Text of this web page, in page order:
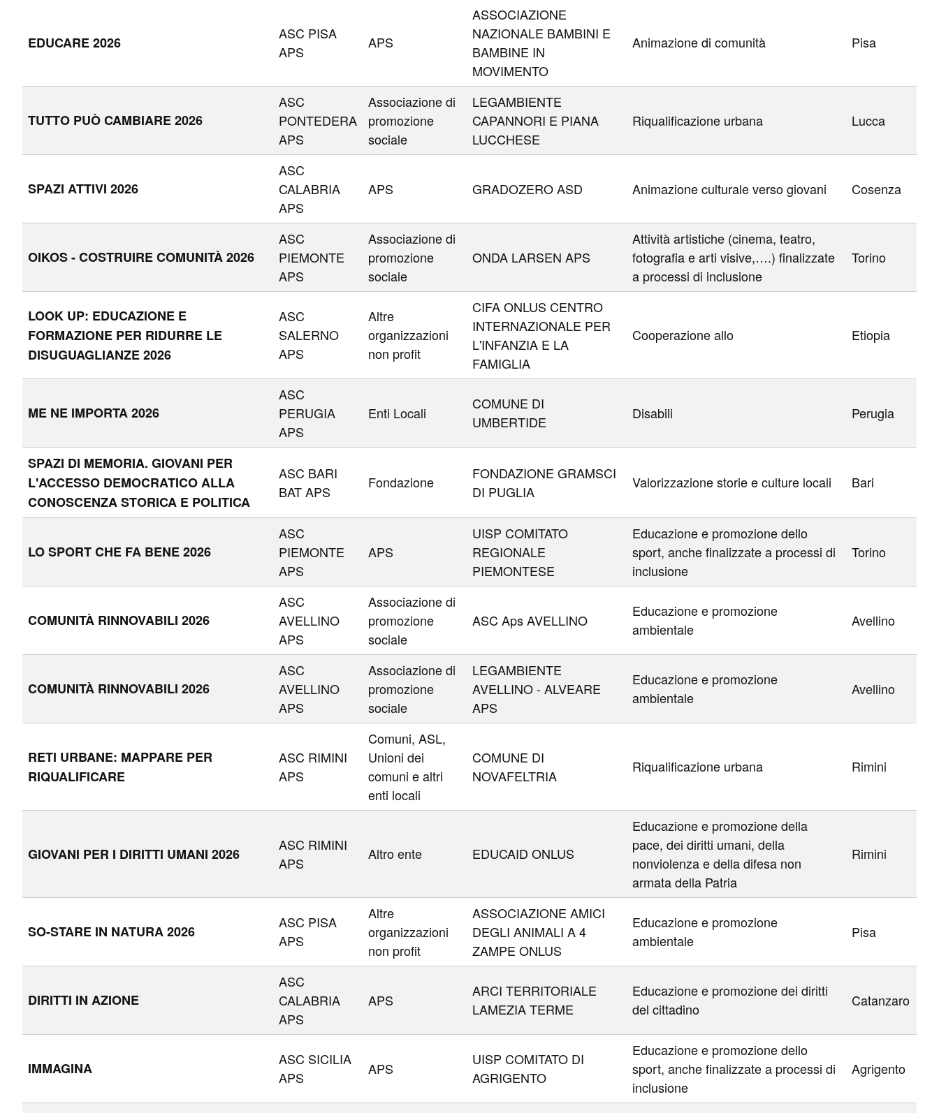
EDUCARE 2026
ASC PISA
APS
APS
ASSOCIAZIONE
NAZIONALE BAMBINI E
BAMBINE IN
MOVIMENTO
Animazione di comunità Pisa
TUTTO PUÒ CAMBIARE 2026
ASC
PONTEDERA
APS
Associazione di
promozione
sociale
LEGAMBIENTE
CAPANNORI E PIANA
LUCCHESE
Riqualificazione urbana Lucca
SPAZI ATTIVI 2026
ASC
CALABRIA
APS
APS GRADOZERO ASD Animazione culturale verso giovani Cosenza
OIKOS - COSTRUIRE COMUNITÀ 2026
ASC
PIEMONTE
APS
Associazione di
promozione
sociale
ONDA LARSEN APS
Attività artistiche (cinema, teatro,
fotografia e arti visive,….) finalizzate
a processi di inclusione
Torino
LOOK UP: EDUCAZIONE E
FORMAZIONE PER RIDURRE LE
DISUGUAGLIANZE 2026
ASC
SALERNO
APS
Altre
organizzazioni
non profit
CIFA ONLUS CENTRO
INTERNAZIONALE PER
L'INFANZIA E LA
FAMIGLIA
Cooperazione allo Etiopia
ME NE IMPORTA 2026
ASC
PERUGIA
APS
Enti Locali
COMUNE DI
UMBERTIDE
Disabili Perugia
SPAZI DI MEMORIA. GIOVANI PER
L'ACCESSO DEMOCRATICO ALLA
CONOSCENZA STORICA E POLITICA
ASC BARI
BAT APS
Fondazione
FONDAZIONE GRAMSCI
DI PUGLIA
Valorizzazione storie e culture locali Bari
LO SPORT CHE FA BENE 2026
ASC
PIEMONTE
APS
APS
UISP COMITATO
REGIONALE
PIEMONTESE
Educazione e promozione dello
sport, anche finalizzate a processi di
inclusione
Torino
COMUNITÀ RINNOVABILI 2026
ASC
AVELLINO
APS
Associazione di
promozione
sociale
ASC Aps AVELLINO
Educazione e promozione
ambientale
Avellino
COMUNITÀ RINNOVABILI 2026
ASC
AVELLINO
APS
Associazione di
promozione
sociale
LEGAMBIENTE
AVELLINO - ALVEARE
APS
Educazione e promozione
ambientale
Avellino
RETI URBANE: MAPPARE PER
RIQUALIFICARE
ASC RIMINI
APS
Comuni, ASL,
Unioni dei
comuni e altri
enti locali
COMUNE DI
NOVAFELTRIA
Riqualificazione urbana Rimini
GIOVANI PER I DIRITTI UMANI 2026
ASC RIMINI
APS
Altro ente EDUCAID ONLUS
Educazione e promozione della
pace, dei diritti umani, della
nonviolenza e della difesa non
armata della Patria
Rimini
SO-STARE IN NATURA 2026
ASC PISA
APS
Altre
organizzazioni
non profit
ASSOCIAZIONE AMICI
DEGLI ANIMALI A 4
ZAMPE ONLUS
Educazione e promozione
ambientale
Pisa
DIRITTI IN AZIONE
ASC
CALABRIA
APS
APS
ARCI TERRITORIALE
LAMEZIA TERME
Educazione e promozione dei diritti
del cittadino
Catanzaro
IMMAGINA
ASC SICILIA
APS
APS
UISP COMITATO DI
AGRIGENTO
Educazione e promozione dello
sport, anche finalizzate a processi di
inclusione
Agrigento